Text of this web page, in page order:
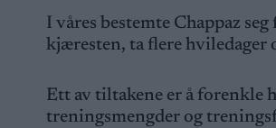
I våres bestemte Chappaz
kjæresten, ta flere hviledager
Ett av tiltakene er å forenkle
treningsmengder og